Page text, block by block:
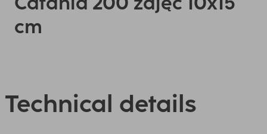
cm
Technical details